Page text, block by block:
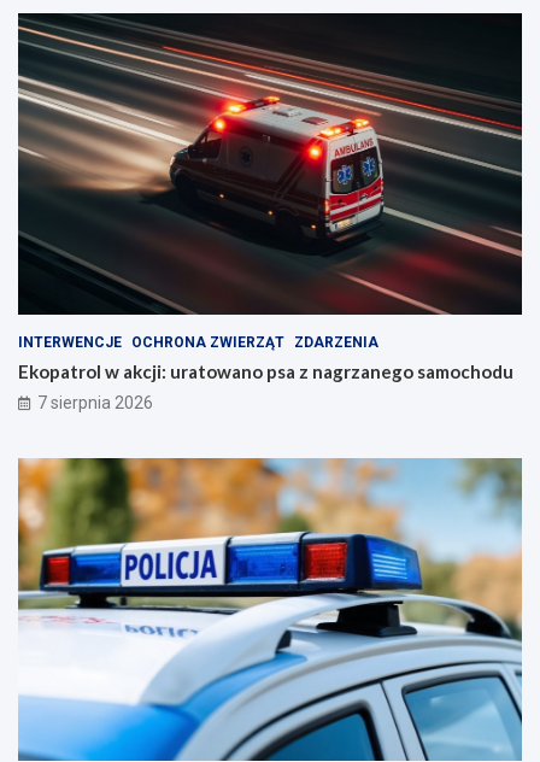
INTERWENCJE OCHRONA ZWIERZĄT ZDARZENIA
Ekopatrol w akcji: uratowano psa z nagrzanego samochodu
7 sierpnia 2026